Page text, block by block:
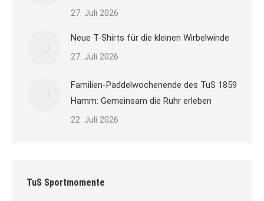
27. Juli 2026
Neue T-Shirts für die kleinen Wirbelwinde
27. Juli 2026
Familien-Paddelwochenende des TuS 1859
Hamm: Gemeinsam die Ruhr erleben
22. Juli 2026
TuS Sportmomente